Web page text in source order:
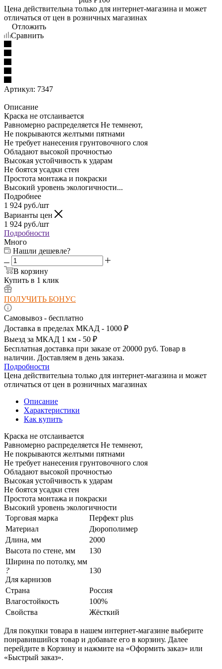
Цена действительна только для интернет-магазина и может
отличаться от цен в розничных магазинах
Отложить
Сравнить
Артикул: 7347
Описание
Краска не отслаивается
Равномерно распределяется Не темнеют,
Не покрываются желтыми пятнами
Не требует нанесения грунтовочного слоя
Обладают высокой прочностью
Высокая устойчивость к ударам
Не боятся усадки стен
Простота монтажа и покраски
Высокий уровень экологичности...
Подробнее
1 924 руб./шт
Варианты цен
1 924 руб./шт
Подробности
Много
Нашли дешевле?
В корзину
Купить в 1 клик
ПОЛУЧИТЬ БОНУС
Самовывоз - бесплатно
Доставка в пределах МКАД - 1000 ₽
Выезд за МКАД 1 км - 50 ₽
Бесплатная доставка при заказе от 20000 руб. Товар в
наличии. Доставляем в день заказа.
Подробности
Цена действительна только для интернет-магазина и может
отличаться от цен в розничных магазинах
Описание
Характеристики
Как купить
Краска не отслаивается
Равномерно распределяется Не темнеют,
Не покрываются желтыми пятнами
Не требует нанесения грунтовочного слоя
Обладают высокой прочностью
Высокая устойчивость к ударам
Не боятся усадки стен
Простота монтажа и покраски
Высокий уровень экологичности
Торговая марка
Перфект plus
Материал
Дюрополимер
Длина, мм
2000
Высота по стене, мм
130
Ширина по потолку, мм
?
Для карнизов
130
Страна
Россия
Влагостойкость
100%
Свойства
Жёсткий
Для покупки товара в нашем интернет-магазине выберите
понравившийся товар и добавьте его в корзину. Далее
перейдите в Корзину и нажмите на «Оформить заказ» или
«Быстрый заказ».